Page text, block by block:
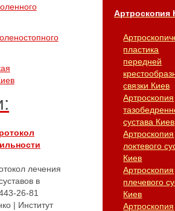
лечения
в
26-81
| Институт
Артроскопия
пластика
передней
связки Киев
Артроскопия
сустава Киев
Артроскопия
локтевого
Киев
Артроскопия
плечевого
Киев
Артроскопия